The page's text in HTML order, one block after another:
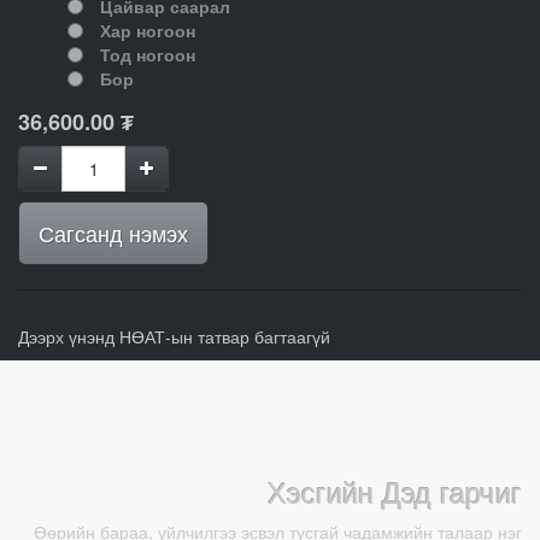
Цайвар саарал
Хар ногоон
Тод ногоон
Бор
36,600.00₮
Сагсанд нэмэх
Дээрх үнэнд НӨАТ-ын татвар багтаагүй
Хэсгийн Дэд гарчиг
Өөрийн бараа, үйлчилгээ эсвэл тусгай чадамжийн талаар нэг